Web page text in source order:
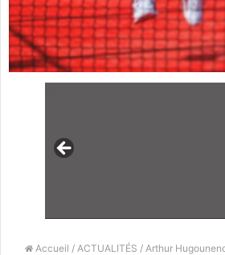
Accueil / ACTUALITÉS / Arthur